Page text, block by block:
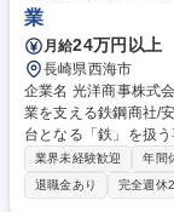
業
月給24万円以上
長崎県西海市
企業名 光洋商事株式会社 求人名 第二新卒歓迎【長崎大島∬法
業を支える鉄鋼商社/安定性◎/年休
台となる「鉄」を扱
問を通じたニーズ把
ノづくりを支える司令塔とし
訪問、ニーズの獲得
業界未経験歓迎 年間
退職金あり
完全週休